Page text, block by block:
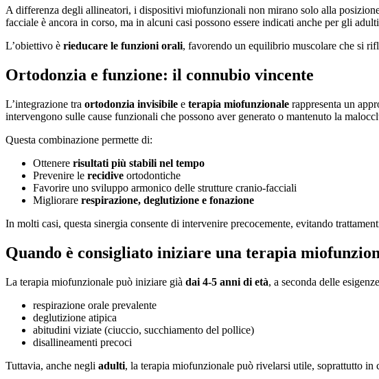
A differenza degli allineatori, i dispositivi miofunzionali non mirano solo alla
facciale è ancora in corso, ma in alcuni casi possono essere indicati anche per gli
L’obiettivo è rieducare le funzioni orali, favorendo un equilibrio muscolare che si
Ortodonzia e funzione: il connubio vincente
L’integrazione tra ortodonzia invisibile e terapia miofunzionale rappresenta un
intervengono sulle cause funzionali che possono aver generato o mantenuto la
Questa combinazione permette di:
Ottenere risultati più stabili nel tempo
Prevenire le recidive ortodontiche
Favorire uno sviluppo armonico delle strutture cranio-facciali
Migliorare respirazione, deglutizione e fonazione
In molti casi, questa sinergia consente di intervenire precocemente, evitando
Quando è consigliato iniziare una terapia
La terapia miofunzionale può iniziare già dai 4-5 anni di età, a seconda delle
respirazione orale prevalente
deglutizione atipica
abitudini viziate (ciuccio, succhiamento del pollice)
disallineamenti precoci
Tuttavia, anche negli adulti, la terapia miofunzionale può rivelarsi utile, soprattutto